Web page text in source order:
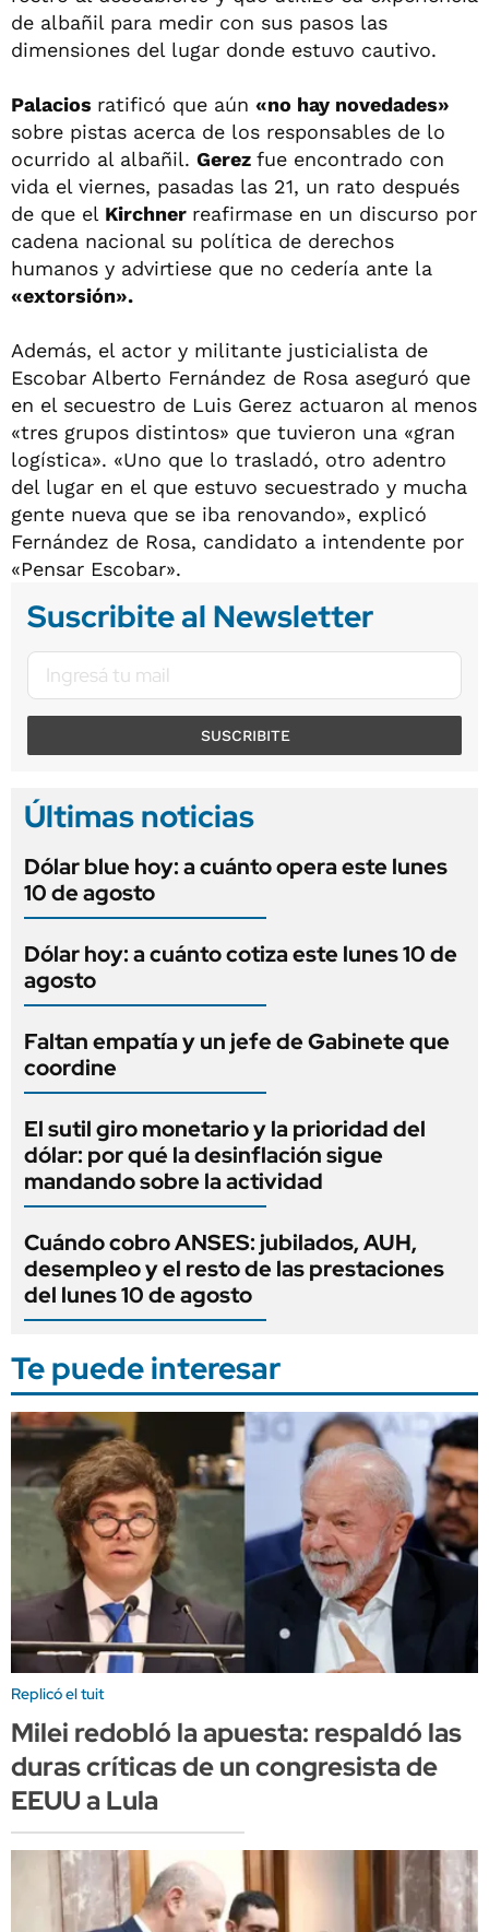
de albañil para medir con sus pasos las
dimensiones del lugar donde estuvo cautivo.
Palacios ratificó que aún «no hay novedades»
sobre pistas acerca de los responsables de lo
ocurrido al albañil. Gerez fue encontrado con
vida el viernes, pasadas las 21, un rato después
de que el Kirchner reafirmase en un discurso por
cadena nacional su política de derechos
humanos y advirtiese que no cedería ante la
«extorsión».
Además, el actor y militante justicialista de
Escobar Alberto Fernández de Rosa aseguró que
en el secuestro de Luis Gerez actuaron al menos
«tres grupos distintos» que tuvieron una «gran
logística». «Uno que lo trasladó, otro adentro
del lugar en el que estuvo secuestrado y mucha
gente nueva que se iba renovando», explicó
Fernández de Rosa, candidato a intendente por
«Pensar Escobar».
Suscribite al Newsletter
SUSCRIBITE
Últimas noticias
Dólar blue hoy: a cuánto opera este lunes
10 de agosto
Dólar hoy: a cuánto cotiza este lunes 10 de
agosto
Faltan empatía y un jefe de Gabinete que
coordine
El sutil giro monetario y la prioridad del
dólar: por qué la desinflación sigue
mandando sobre la actividad
Cuándo cobro ANSES: jubilados, AUH,
desempleo y el resto de las prestaciones
del lunes 10 de agosto
Te puede interesar
Replicó el tuit
Milei redobló la apuesta: respaldó las
duras críticas de un congresista de
EEUU a Lula